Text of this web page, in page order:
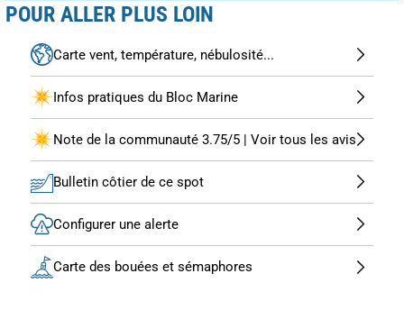
POUR ALLER PLUS LOIN
Carte vent, température, nébulosité...
Infos pratiques du Bloc Marine
Note de la communauté 3.75/5 | Voir tous les avis
Bulletin côtier de ce spot
Configurer une alerte
Carte des bouées et sémaphores